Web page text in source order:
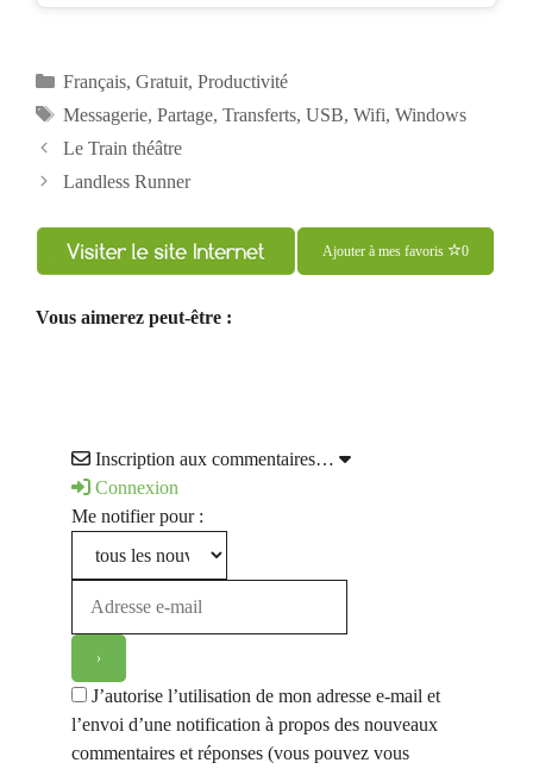
Catégories
Français, Gratuit, Productivité
Étiquettes
Messagerie, Partage, Transferts, USB, Wifi, Windows
Navigation
des
Le Train théâtre
Landless Runner
Ajouter à mes favoris 0
Vous aimerez peut-être :
Inscription aux commentaires…
Connexion
Me notifier pour :
J’autorise l’utilisation de mon adresse e-mail et
l’envoi d’une notification à propos des nouveaux
commentaires et réponses (vous pouvez vous